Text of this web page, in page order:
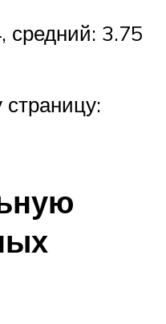
средний: 3.75